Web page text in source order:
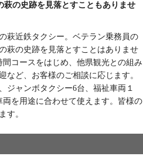
萩の史跡を見落とすこともありませ
萩近鉄タクシー。ベテラン乗務員の
萩の史跡を見落とすことはありませ
コースをはじめ、他県観光との組み
など、お客様のご相談に応じます。
ジャンボタクシー6台、福祉車両１
を用途に合わせて使えます。皆様の
す。